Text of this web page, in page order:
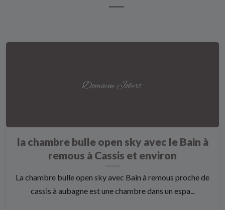
la chambre bulle open sky avec le Bain à
remous à Cassis et environ
La chambre bulle open sky avec Bain à remous proche de
cassis à aubagne est une chambre dans un espa...